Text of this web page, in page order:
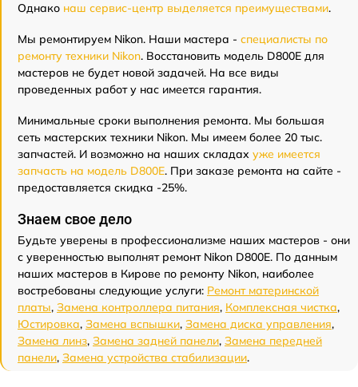
Однако наш сервис-центр выделяется преимуществами.
Мы ремонтируем Nikon. Наши мастера - специалисты по
ремонту техники Nikon. Восстановить модель D800E для
мастеров не будет новой задачей. На все виды
проведенных работ у нас имеется гарантия.
Минимальные сроки выполнения ремонта. Мы большая
сеть мастерских техники Nikon. Мы имеем более 20 тыс.
запчастей. И возможно на наших складах уже имеется
запчасть на модель D800E. При заказе ремонта на сайте -
предоставляется скидка -25%.
Знаем свое дело
Будьте уверены в профессионализме наших мастеров - они
с уверенностью выполнят ремонт Nikon D800E. По данным
наших мастеров в Кирове по ремонту Nikon, наиболее
востребованы следующие услуги: Ремонт материнской
платы, Замена контроллера питания, Комплексная чистка,
Юстировка, Замена вспышки, Замена диска управления,
Замена линз, Замена задней панели, Замена передней
панели, Замена устройства стабилизации.